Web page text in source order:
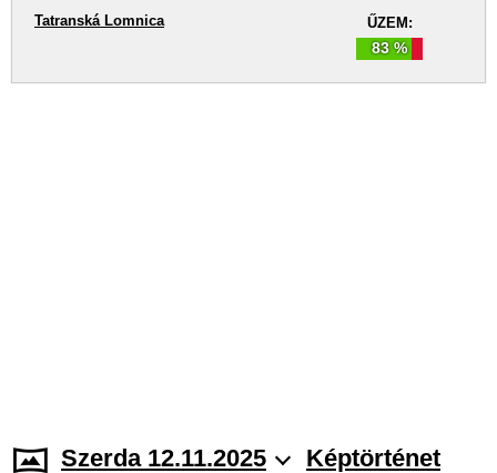
ŰZEM:
83 %
Tatranská Lomnica
Szerda 12.11.2025 Képtörténet